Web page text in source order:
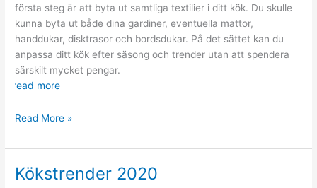
första steg är att byta ut samtliga textilier i ditt kök. Du skulle
kunna byta ut både dina gardiner, eventuella mattor,
handdukar, disktrasor och bordsdukar. På det sättet kan du
anpassa ditt kök efter säsong och trender utan att spendera
särskilt mycket pengar.
read more
Förnya
kök
Read More »
Kökstrender 2020